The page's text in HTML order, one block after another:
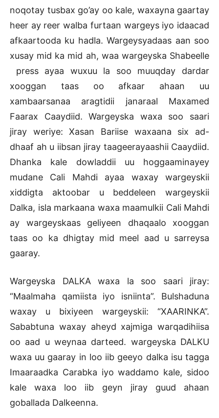
noqotay tusbax go’ay oo kale, waxayna gaartay
heer ay reer walba furtaan wargeys iyo idaacad
afkaartooda ku hadla. Wargeysyadaas aan soo
xusay mid ka mid ah, waa wargeyska Shabeelle
press ayaa wuxuu la soo muuqday dardar
xooggan taas oo afkaar ahaan uu
xambaarsanaa aragtidii janaraal Maxamed
Faarax Caaydiid. Wargeyska waxa soo saari
jiray weriye: Xasan Bariise waxaana six ad-
dhaaf ah u iibsan jiray taageerayaashii Caaydiid.
Dhanka kale dowladdii uu hoggaaminayey
mudane Cali Mahdi ayaa waxay wargeyskii
xiddigta aktoobar u beddeleen wargeyskii
Dalka, isla markaana waxa maamulkii Cali Mahdi
ay wargeyskaas geliyeen dhaqaalo xooggan
taas oo ka dhigtay mid meel aad u sarreysa
gaaray.
Wargeyska DALKA waxa la soo saari jiray:
“Maalmaha qamiista iyo isniinta”. Bulshaduna
waxay u bixiyeen wargeyskii: “XAARINKA”.
Sababtuna waxay aheyd xajmiga warqadihiisa
oo aad u weynaa darteed. wargeyska DALKU
waxa uu gaaray in loo iib geeyo dalka isu tagga
Imaaraadka Carabka iyo waddamo kale, sidoo
kale waxa loo iib geyn jiray guud ahaan
goballada Dalkeenna.